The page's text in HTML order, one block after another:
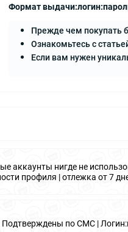
Формат
Прежде чем покупать
Ознакомьтесь с
Если вам нужен
аккаунты нигде не
профиля | отлежка от 7
Подтверждены по СМС |